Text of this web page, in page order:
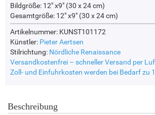
Bildgröße: 12" x9" (30 x 24 cm)
Gesamtgröße: 12" x9" (30 x 24 cm)
Artikelnummer: KUNST101172
Künstler: Pieter Aertsen
Stilrichtung: Nördliche Renaissance
Versandkostenfrei – schneller Versand per
Zoll- und Einfuhrkosten werden bei Bedarf zu
Beschreibung